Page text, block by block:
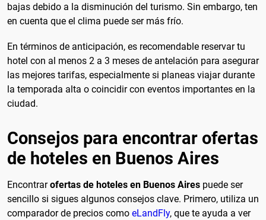
bajas debido a la disminución del turismo. Sin embargo, ten
en cuenta que el clima puede ser más frío.
En términos de anticipación, es recomendable reservar tu
hotel con al menos 2 a 3 meses de antelación para asegurar
las mejores tarifas, especialmente si planeas viajar durante
la temporada alta o coincidir con eventos importantes en la
ciudad.
Consejos para encontrar ofertas
de hoteles en Buenos Aires
Encontrarofertas de hoteles en Buenos Aires puede ser
sencillo si sigues algunos consejos clave. Primero, utiliza un
comparador de precios como eLandFly, que te ayuda a ver